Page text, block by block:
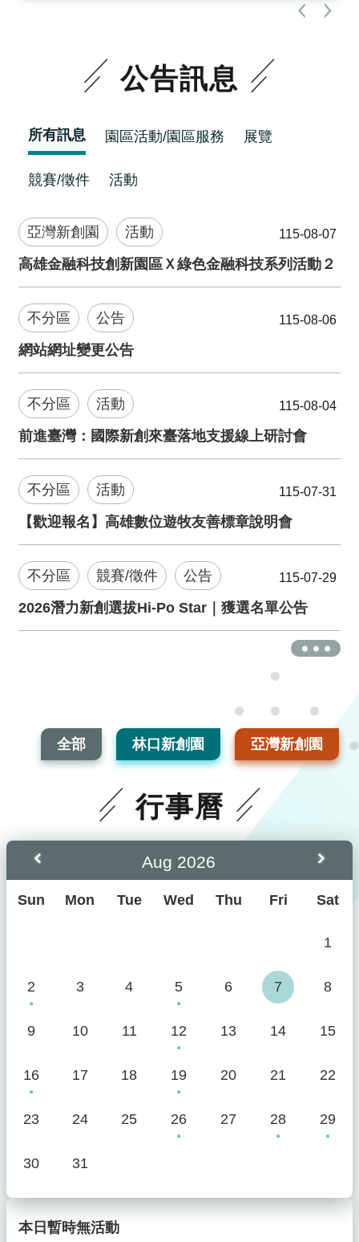
公告訊息
所有訊息 園區活動/園區服務 展覽
競賽/徵件 活動
亞灣新創園 活動 115-08-07
高雄金融科技創新園區Ｘ綠色金融科技系列活動２
不分區 公告 115-08-06
網站網址變更公告
不分區 活動 115-08-04
前進臺灣：國際新創來臺落地支援線上研討會
不分區 活動 115-07-31
【歡迎報名】高雄數位遊牧友善標章說明會
不分區 競賽/徵件 公告 115-07-29
2026潛力新創選拔Hi-Po Star｜獲選名單公告
更多
全部 林口新創園 亞灣新創園
行事曆
上個月 下個月
Aug 2026
Sun Mon Tue Wed Thu Fri Sat
1
2 3 4 5 6 7 8
9 10 11 12 13 14 15
16 17 18 19 20 21 22
23 24 25 26 27 28 29
30 31
本日暫時無活動